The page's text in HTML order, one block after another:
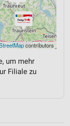
contributors
um mehr
Filiale zu